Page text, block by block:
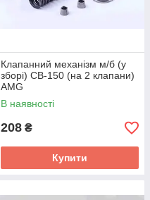
Клапанний механізм м/б (у
зборі) CB-150 (на 2 клапани)
AMG
В наявності
208 ₴
Купити